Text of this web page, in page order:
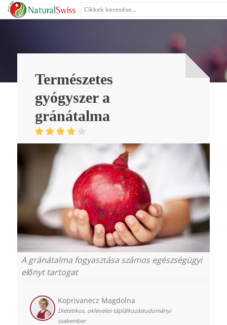
Természetes
gyógyszer a
gránátalma
A gránátalma fogyasztása számos egészségügyi
előnyt tartogat
Koprivanecz Magdolna
Dietetikus, okleveles táplálkozástudományi
szakember